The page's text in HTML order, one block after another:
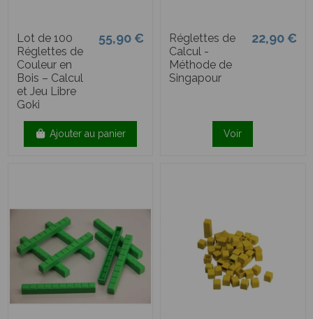
Lot de 100
Réglettes de
Couleur en
Bois – Calcul
et Jeu Libre
Goki
55,90 €
Ajouter au panier
Réglettes de
Calcul -
Méthode de
Singapour
22,90 €
Voir